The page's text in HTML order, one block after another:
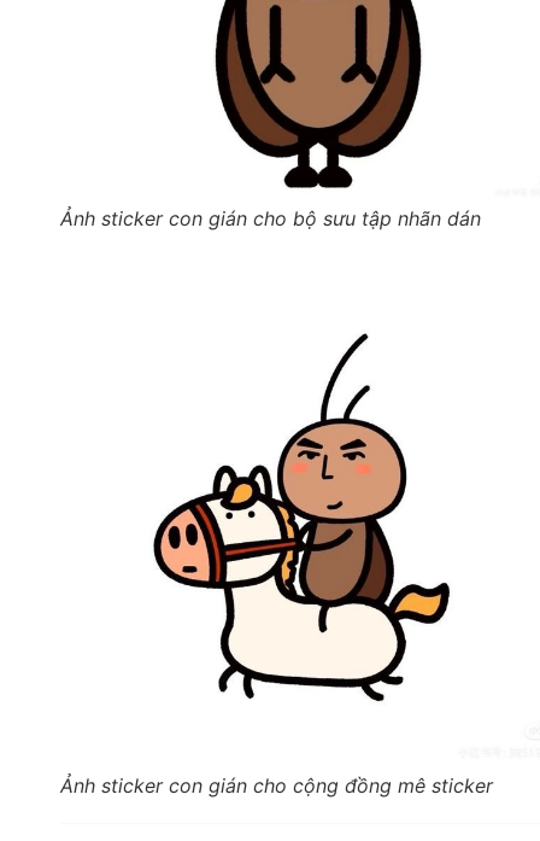
Ảnh sticker con gián cho bộ sưu tập nhãn dán
Ảnh sticker con gián cho cộng đồng mê sticker